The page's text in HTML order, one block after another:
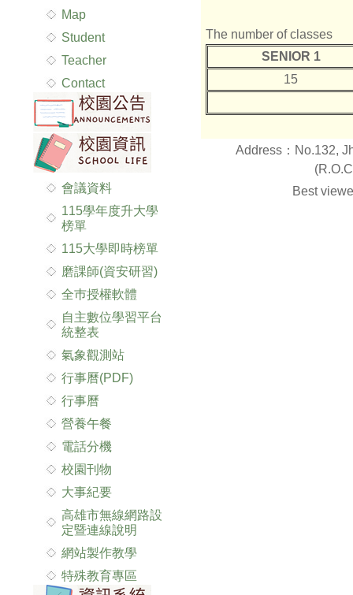
Map
Student
Teacher
Contact
會議資料
115學年度升大學
榜單
115大學即時榜單
磨課師(資安研習)
全巿授權軟體
自主數位學習平台
統整表
氣象觀測站
行事曆(PDF)
行事曆
營養午餐
電話分機
校園刊物
大事紀要
高雄市無線網路設
定暨連線說明
網站製作教學
特殊教育專區
The number of classes
SENIOR 1
15
Address：No.132,
Best